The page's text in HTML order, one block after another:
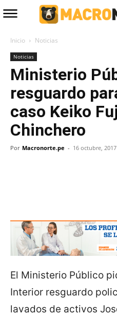
Inicio Noticias
Noticias
Ministerio
resguardo
caso Keiko
Chinchero
Por Macronorte.pe - 16 octubre, 2017
El Ministerio Público
Interior resguardo
lavados de activos